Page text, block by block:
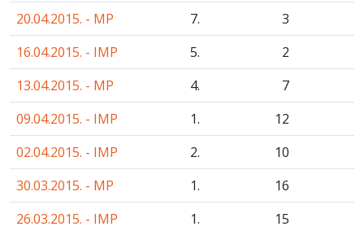
20.04.2015. - MP
7.
3
16.04.2015. - IMP
5.
2
13.04.2015. - MP
4.
7
09.04.2015. - IMP
1.
12
02.04.2015. - IMP
2.
10
30.03.2015. - MP
1.
16
26.03.2015. - IMP
1.
15